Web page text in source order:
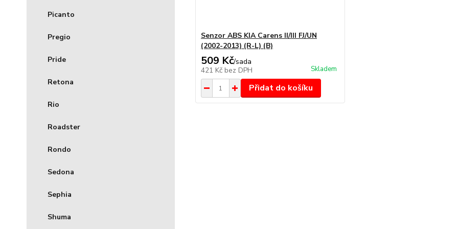
Picanto
Pregio
Pride
Retona
Rio
Roadster
Rondo
Sedona
Sephia
Shuma
Senzor ABS KIA Carens II/III FJ/UN
(2002-2013) (R-L) (B)
509 Kč/sada
421 Kč bez DPH Skladem
Přidat do košíku